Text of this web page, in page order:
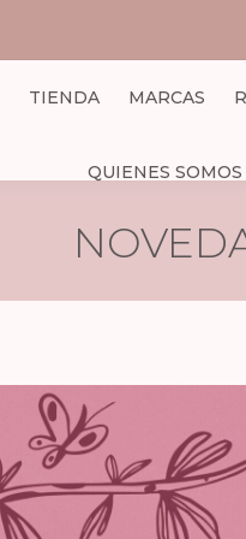
TIENDA MARCAS
QUIENES SOMOS